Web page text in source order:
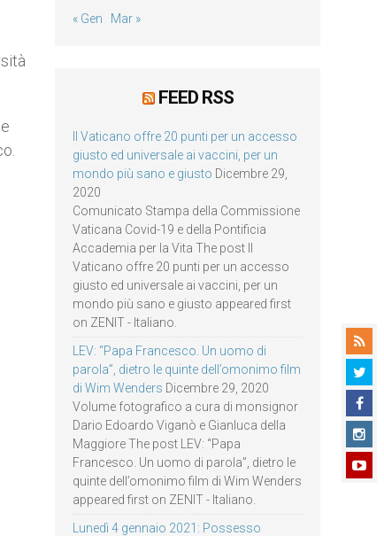
« Gen Mar »
FEED RSS
Il Vaticano offre 20 punti per un accesso
giusto ed universale ai vaccini, per un
mondo più sano e giusto Dicembre 29,
2020
Comunicato Stampa della Commissione
Vaticana Covid-19 e della Pontificia
Accademia per la Vita The post Il
Vaticano offre 20 punti per un accesso
giusto ed universale ai vaccini, per un
mondo più sano e giusto appeared first
on ZENIT - Italiano.
LEV: “Papa Francesco. Un uomo di
parola”, dietro le quinte dell’omonimo film
di Wim Wenders Dicembre 29, 2020
Volume fotografico a cura di monsignor
Dario Edoardo Viganò e Gianluca della
Maggiore The post LEV: “Papa
Francesco. Un uomo di parola”, dietro le
quinte dell’omonimo film di Wim Wenders
appeared first on ZENIT - Italiano.
Lunedì 4 gennaio 2021: Possesso